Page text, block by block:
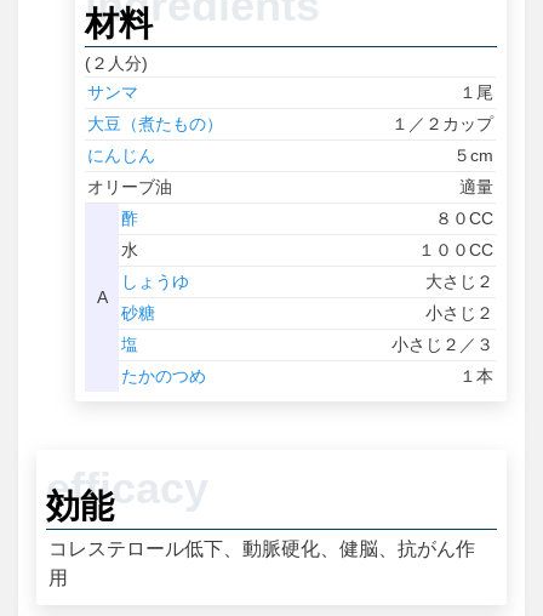
材料
(２人分)
サンマ
１尾
大豆（煮たもの）
１／２カップ
にんじん
５cm
オリーブ油
適量
A
酢
８０CC
水
１００CC
しょうゆ
大さじ２
砂糖
小さじ２
塩
小さじ２／３
たかのつめ
１本
効能
コレステロール低下、動脈硬化、健脳、抗がん作
用